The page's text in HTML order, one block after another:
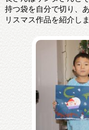
持つ袋を自分で切り、
リスマス作品を紹介しま